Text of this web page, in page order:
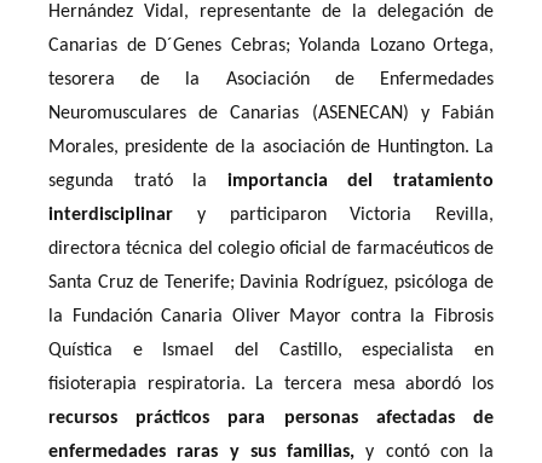
Hernández Vidal, representante de la delegación de
Canarias de D´Genes Cebras; Yolanda Lozano Ortega,
tesorera de la Asociación de Enfermedades
Neuromusculares de Canarias (ASENECAN) y Fabián
Morales, presidente de la asociación de Huntington. La
segunda trató la importancia del tratamiento
interdisciplinar y participaron Victoria Revilla,
directora técnica del colegio oficial de farmacéuticos de
Santa Cruz de Tenerife; Davinia Rodríguez, psicóloga de
la Fundación Canaria Oliver Mayor contra la Fibrosis
Quística e Ismael del Castillo, especialista en
fisioterapia respiratoria. La tercera mesa abordó los
recursos prácticos para personas afectadas de
enfermedades raras y sus familias, y contó con la